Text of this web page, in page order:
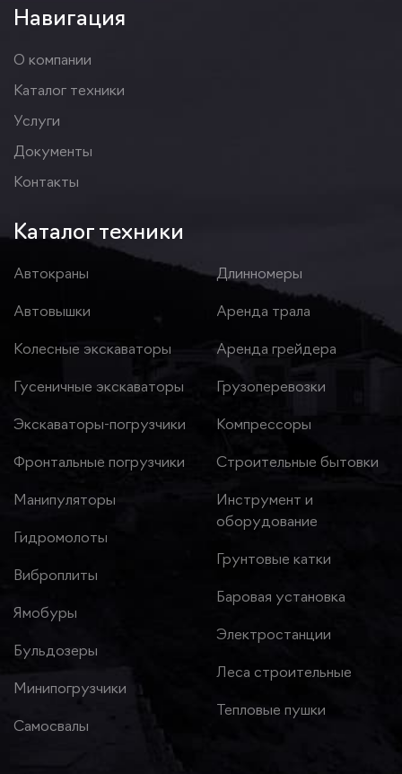
Навигация
О компании
Каталог техники
Услуги
Документы
Контакты
Каталог техники
Автокраны
Автовышки
Колесные экскаваторы
Гусеничные экскаваторы
Экскаваторы-погрузчики
Фронтальные погрузчики
Манипуляторы
Гидромолоты
Виброплиты
Ямобуры
Бульдозеры
Минипогрузчики
Самосвалы
Длинномеры
Аренда трала
Аренда грейдера
Грузоперевозки
Компрессоры
Строительные бытовки
Инструмент и
оборудование
Грунтовые катки
Баровая установка
Электростанции
Леса строительные
Тепловые пушки